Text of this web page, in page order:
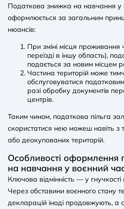
Податкова знижка на навчання у
оформлюється за загальним
нюансів:
При зміні місця
переїзді в іншу область),
подається за новим місцем
Частина територій може
обслуговуватися
разі обробку документів
центрів.
Таким чином, податкова пільга
скористатися нею можеш навіть з
або деокупованих територій.
Особливості оформлення
на навчання у воєнний
Ключова відмінність — у
Через обставини воєнного стану
декларацій іноді продовжують, а